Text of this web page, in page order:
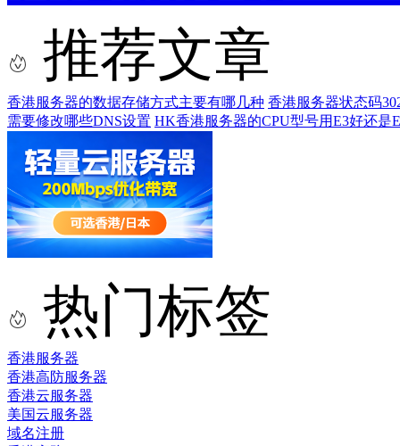
推荐文章
香港服务器的数据存储方式主要有哪几种 香港服务器状态码
需要修改哪些DNS设置 HK香港服务器的CPU型号用E3好还是
热门标签
香港服务器
香港高防服务器
香港云服务器
美国云服务器
域名注册